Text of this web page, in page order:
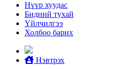
Нүүр хуудас
Бидний тухай
Үйлчилгээ
Холбоо барих
Нэвтрэх